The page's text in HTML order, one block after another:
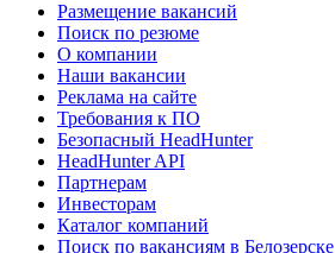
Размещение вакансий
Поиск по резюме
О компании
Наши вакансии
Реклама на сайте
Требования к ПО
Безопасный HeadHunter
HeadHunter API
Партнерам
Инвесторам
Каталог компаний
Поиск по вакансиям в Белозерске